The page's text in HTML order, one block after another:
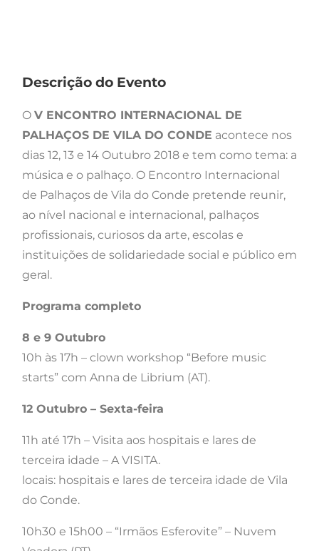
Descrição do Evento
O V ENCONTRO INTERNACIONAL DE
PALHAÇOS DE VILA DO CONDE acontece nos
dias 12, 13 e 14 Outubro 2018 e tem como tema: a
música e o palhaço. O Encontro Internacional
de Palhaços de Vila do Conde pretende reunir,
ao nível nacional e internacional, palhaços
profissionais, curiosos da arte, escolas e
instituições de solidariedade social e público em
geral.
Programa completo
8 e 9 Outubro
10h às 17h – clown workshop “Before music
starts” com Anna de Librium (AT).
12 Outubro – Sexta-feira
11h até 17h – Visita aos hospitais e lares de
terceira idade – A VISITA.
locais: hospitais e lares de terceira idade de Vila
do Conde.
10h30 e 15h00 – “Irmãos Esferovite” – Nuvem